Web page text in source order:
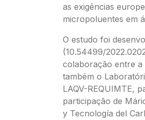
as exigências
micropoluentes em
O estudo foi
(10.54499/
colaboração entre a
também o
LAQV-REQUIMTE,
participação de
y Tecnología del